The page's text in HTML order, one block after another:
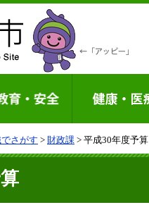
さがす > 財政課 > 平成30年度予算